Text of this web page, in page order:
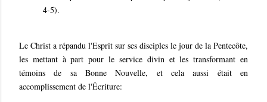
4-5).
Le Christ a répandu l'Esprit sur ses disciples le jour de la Pentecôte,
les mettant à part pour le service divin et les transformant en
témoins de sa Bonne Nouvelle, et cela aussi était en
accomplissement de l'Écriture: